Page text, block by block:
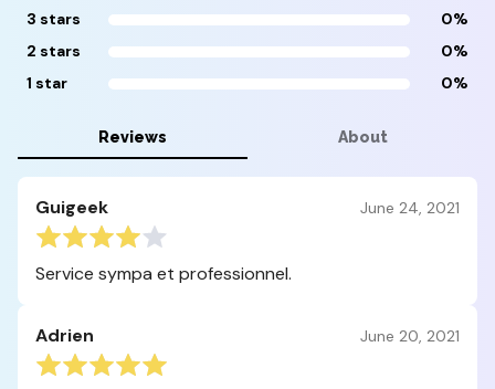
3 stars
0%
2 stars
0%
1 star
0%
Reviews About
Guigeek June 24, 2021
Service sympa et professionnel.
Adrien June 20, 2021